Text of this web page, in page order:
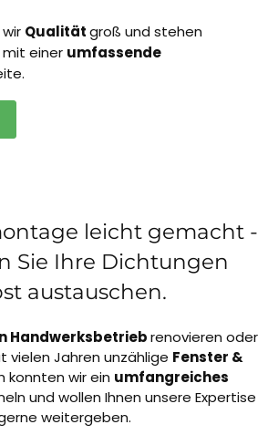
Qualitätgroß und stehen
mit einer umfassende
leicht gemacht -
Sie Ihre Dichtungen
austauschen.
Handwerksbetriebrenovieren oder
vielen Jahren unzählige Fenster &
konnten wir ein umfangreiches
und wollen Ihnen unsere Expertise
weitergeben.